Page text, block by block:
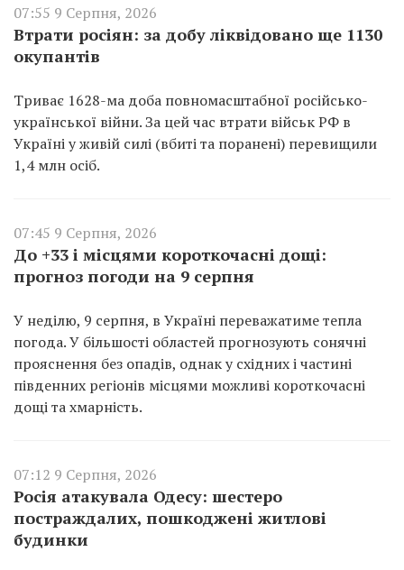
07:55 9 Серпня, 2026
Втрати росіян: за добу ліквідовано ще 1130
окупантів
Триває 1628-ма доба повномасштабної російсько-
української війни. За цей час втрати військ РФ в
Україні у живій силі (вбиті та поранені) перевищили
1,4 млн осіб.
07:45 9 Серпня, 2026
До +33 і місцями короткочасні дощі:
прогноз погоди на 9 серпня
У неділю, 9 серпня, в Україні переважатиме тепла
погода. У більшості областей прогнозують сонячні
прояснення без опадів, однак у східних і частині
південних регіонів місцями можливі короткочасні
дощі та хмарність.
07:12 9 Серпня, 2026
Росія атакувала Одесу: шестеро
постраждалих, пошкоджені житлові
будинки